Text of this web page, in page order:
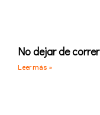
No dejar de correr
Leer más »